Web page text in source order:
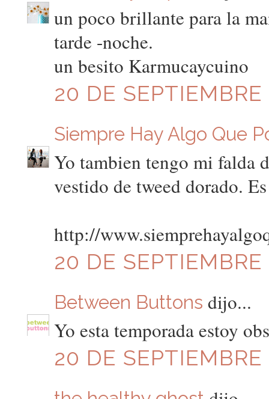
un poco brillante para la
tarde -noche.
un besito Karmucaycuino
20 DE
Siempre Hay Algo Que
Yo tambien tengo mi falda
vestido de tweed dorado.
http://
20 DE
Between Buttons dijo...
Yo esta temporada estoy
20 DE